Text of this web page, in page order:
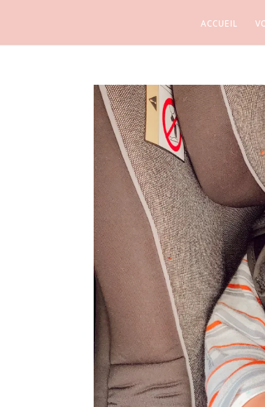
ACCUEIL